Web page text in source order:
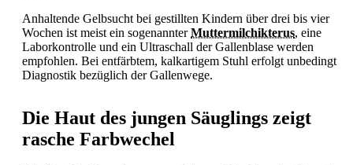
Anhaltende Gelbsucht bei gestillten Kindern über drei bis vier
Wochen ist meist ein sogenannterMuttermilchikterus, eine
Laborkontrolle und ein Ultraschall der Gallenblase werden
empfohlen. Bei entfärbtem, kalkartigem Stuhl erfolgt unbedingt
Diagnostik bezüglich der Gallenwege.
Die Haut des jungen Säuglings zeigt
rasche Farbwechel